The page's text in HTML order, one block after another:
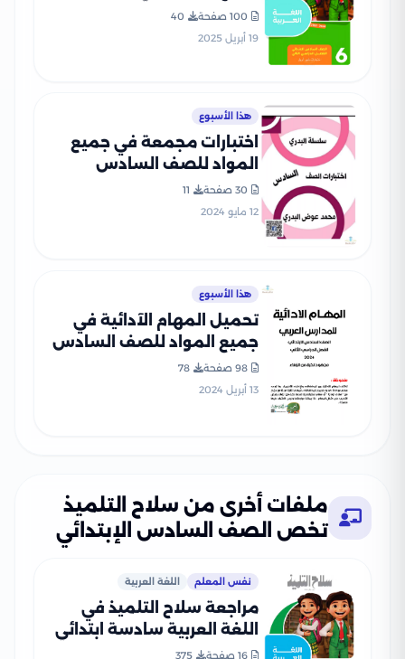
سادسة ابتدائي مقرر شهر
ابريل بصيغة PDF
100 صفحة
40
19 أبريل 2025
هذا الأسبوع
اختبارات مجمعة في جميع
المواد للصف السادس
الابتدائي الفصل الدراسي
الثاني
30 صفحة
11
12 مايو 2024
هذا الأسبوع
تحميل المهام الآدائية في
جميع المواد للصف السادس
الابتدائي الفصل الدراسي
الثاني من تجميعات المتميز
98 صفحة
78
13 أبريل 2024
ملفات أخرى من سلاح التلميذ
تخص الصف السادس الإبتدائي
نفس المعلم اللغة العربية
مراجعة سلاح التلميذ في
اللغة العربية سادسة ابتدائي
الترم الثاني PDF بالاجابات
16 صفحة 375